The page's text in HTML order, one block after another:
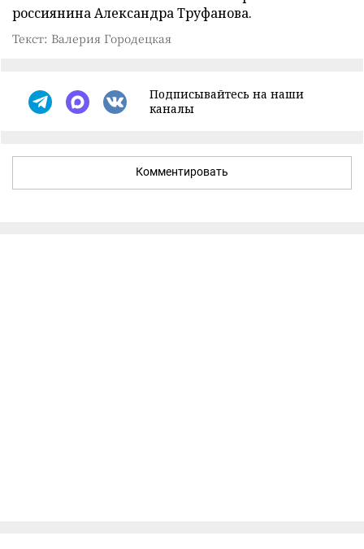
россиянина Александра Труфанова.
Текст: Валерия Городецкая
Подписывайтесь на наши
каналы
Комментировать